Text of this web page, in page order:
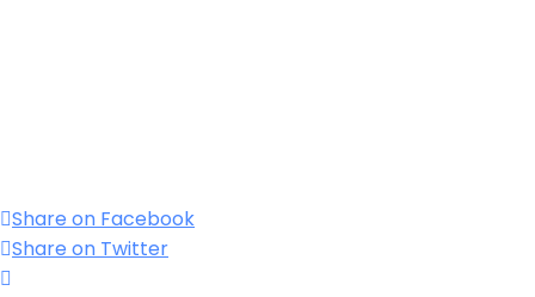
Share on Facebook
Share on Twitter